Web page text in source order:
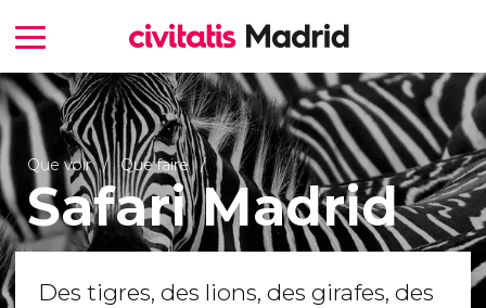
Que voir Que faire
Safari Madrid
Des tigres, des lions, des girafes, des